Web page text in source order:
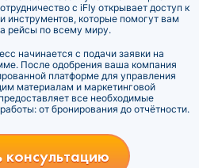
с iFly открывает доступ к
инструментов, которые помогут вам
рейсы по всему миру.
начинается с подачи заявки на
После одобрения ваша компания
платформе для управления
материалам и маркетинговой
все необходимые
от бронирования до отчётности.
консультацию